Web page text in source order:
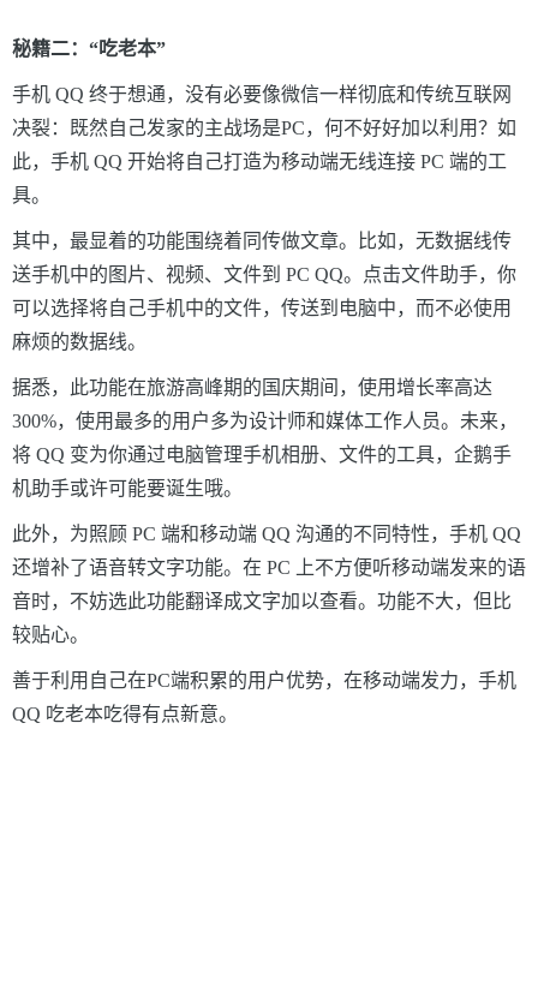
秘籍二：“吃老本”
手机 QQ 终于想通，没有必要像微信一样彻底和传统互联网
决裂：既然自己发家的主战场是PC，何不好好加以利用？如
此， 手机 QQ 开始将自己打造为移动端无线连接 PC 端的工
具。
其中，最显着的功能围绕着同传做文章。比如，无数据线传
送手机中的图片、视频、文件到 PC QQ。点击文件助手，你
可以选择将自己手机中的文件，传送到电脑中，而不必使用
麻烦的数据线。
据悉，此功能在旅游高峰期的国庆期间，使用增长率高达
300%，使用最多的用户多为设计师和媒体工作人员。未来，
将 QQ 变为你通过电脑管理手机相册、文件的工具，企鹅手
机助手或许可能要诞生哦。
此外，为照顾 PC 端和移动端 QQ 沟通的不同特性，手机 QQ
还增补了语音转文字功能。在 PC 上不方便听移动端发来的语
音时，不妨选此功能翻译成文字加以查看。功能不大，但比
较贴心。
善于利用自己在PC端积累的用户优势，在移动端发力，手机
QQ 吃老本吃得有点新意。